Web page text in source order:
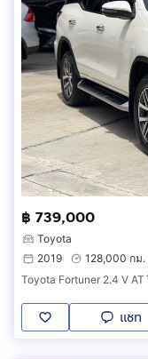
฿ 739,000
Toyota
2019
128,000 กม.
Toyota Fortuner 2.4 V AT
แชท